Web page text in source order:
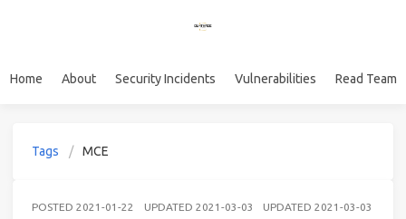
Home About Security Incidents Vulnerabilities Read Team
Tags MCE
POSTED 2021-01-22 UPDATED 2021-03-03 UPDATED 2021-03-03